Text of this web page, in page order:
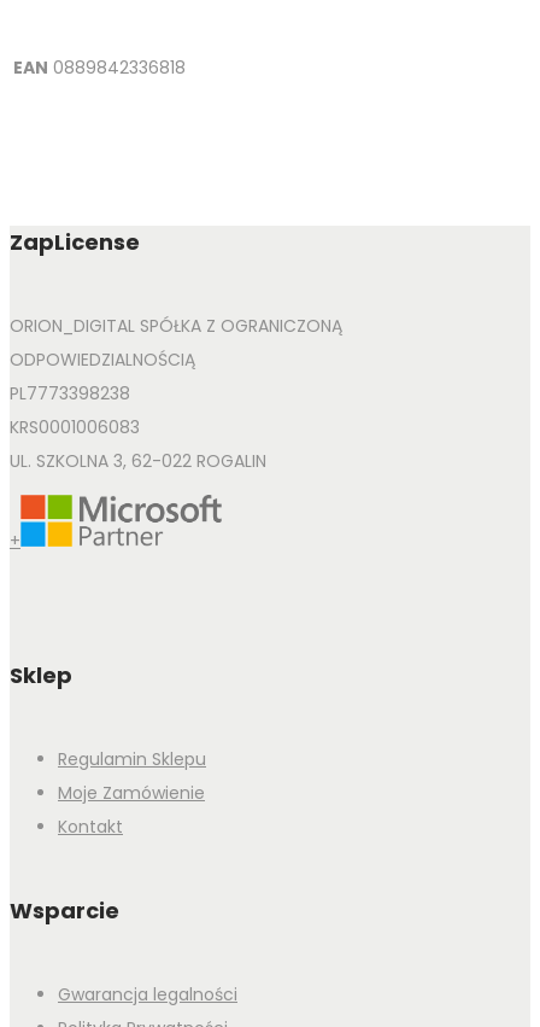
EAN 0889842336818
ZapLicense
ORION_DIGITAL SPÓŁKA Z OGRANICZONĄ
ODPOWIEDZIALNOŚCIĄ
PL7773398238
KRS0001006083
UL. SZKOLNA 3, 62-022 ROGALIN
+
Sklep
Regulamin Sklepu
Moje Zamówienie
Kontakt
Wsparcie
Gwarancja legalności